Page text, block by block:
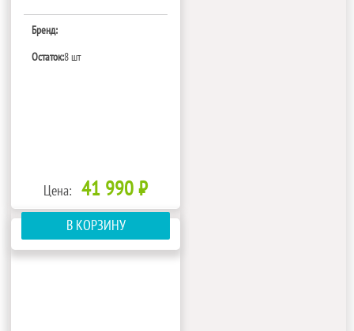
Бренд:
Остаток:8 шт
Цена: 41 990 ₽
В КОРЗИНУ